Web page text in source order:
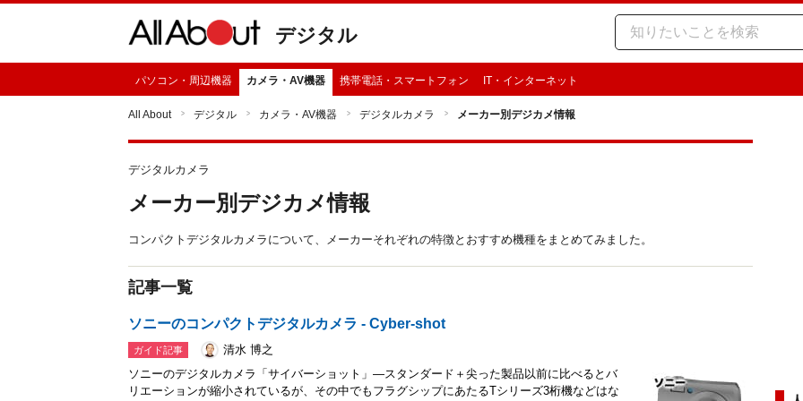
デジタル
パソコン・周辺機器 カメラ・AV機器 携帯電話・スマートフォン IT・インターネット
All About デジタル カメラ・AV機器 デジタルカメラ メーカー別デジカメ情報
デジタルカメラ
メーカー別デジカメ情報
コンパクトデジタルカメラについて、メーカーそれぞれの特徴とおすすめ機種をまとめてみました。
記事一覧
ソニーのコンパクトデジタルカメラ - Cyber-shot
ガイド記事
清水 博之
ソニーのデジタルカメラ「サイバーショット」―スタンダード＋尖った製品以前に比べるとバ
リエーションが縮小されているが、その中でもフラグシップにあたるTシリーズ3桁機などはな